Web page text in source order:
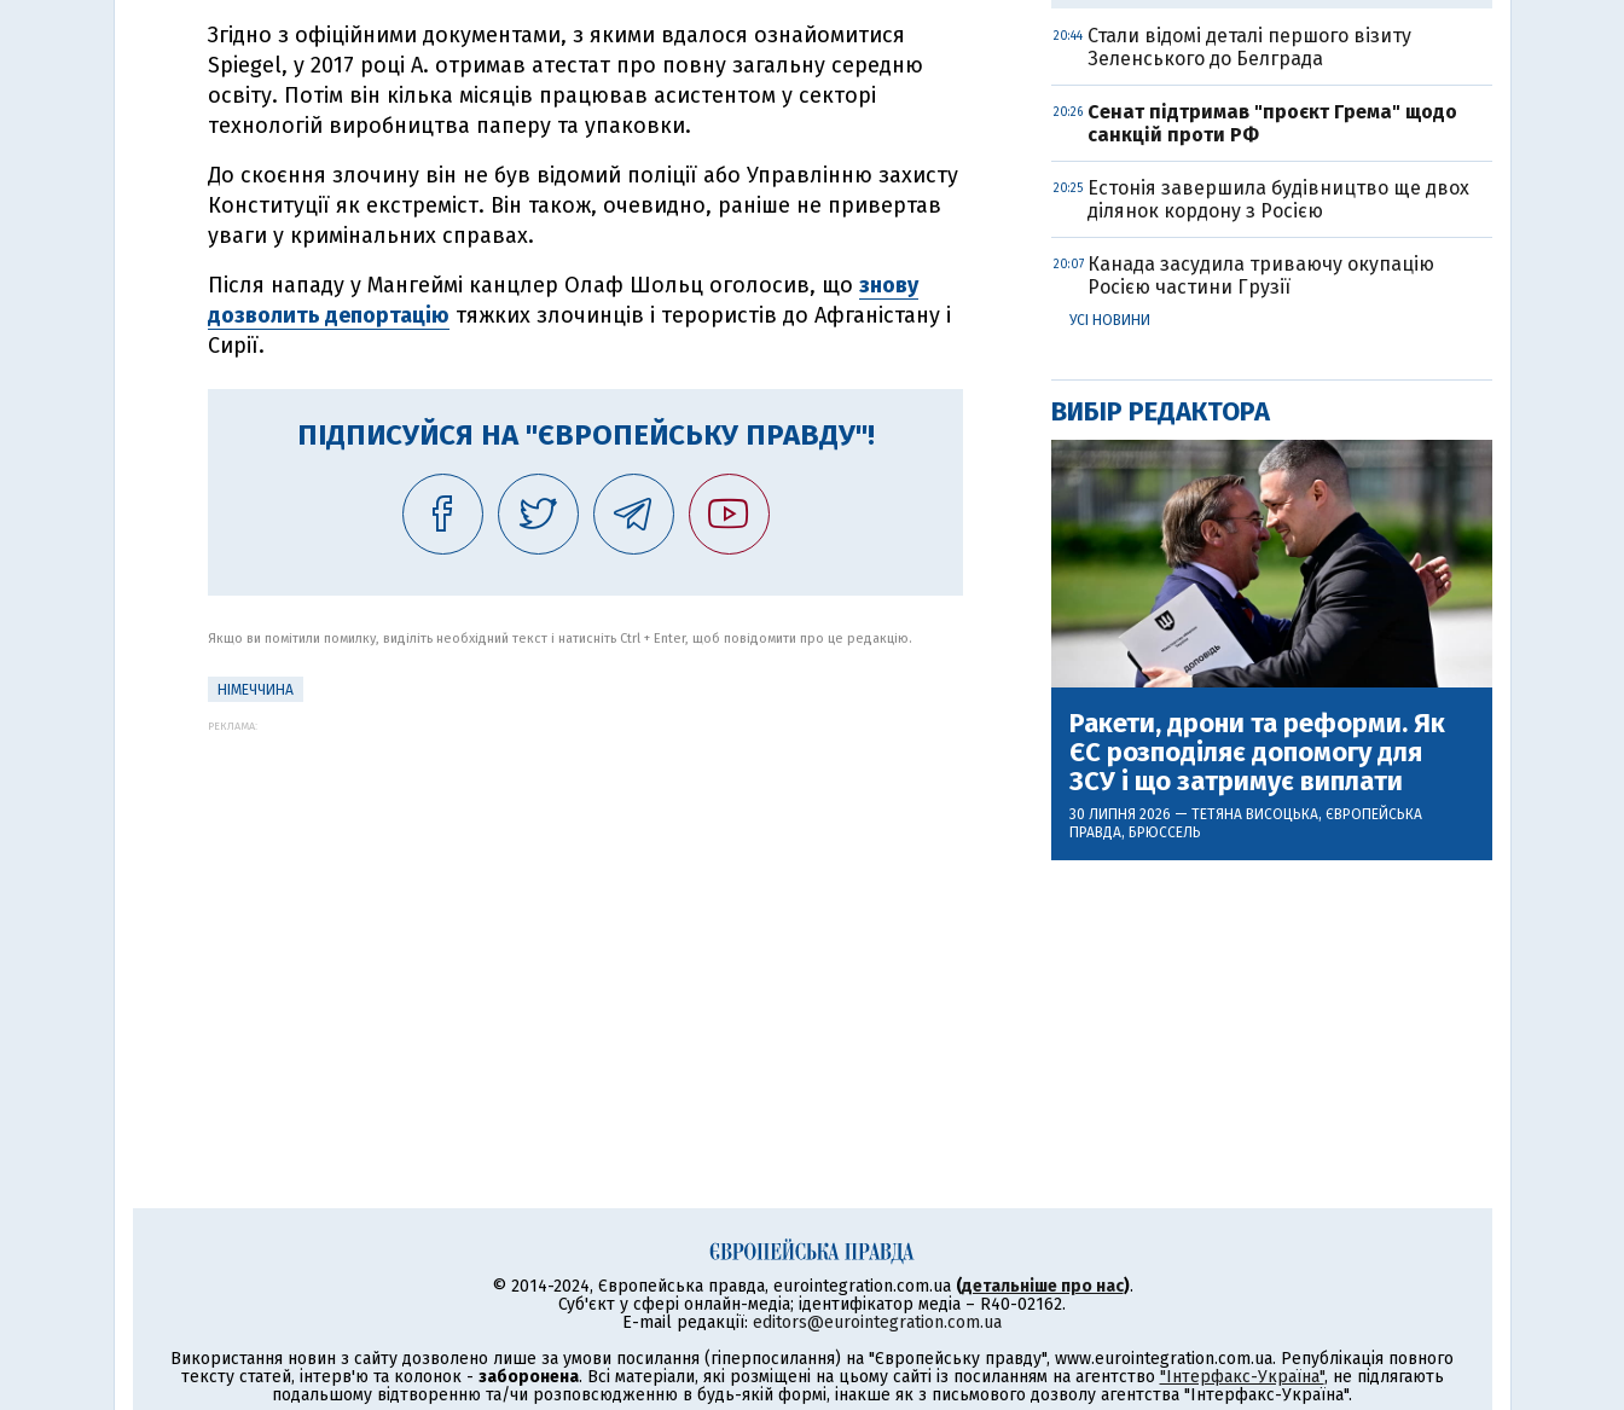
Згідно з офіційними документами, з якими вдалося ознайомитися
Spiegel, у 2017 році А. отримав атестат про повну загальну середню
освіту. Потім він кілька місяців працював асистентом у секторі
технологій виробництва паперу та упаковки.
До скоєння злочину він не був відомий поліції або Управлінню захисту
Конституції як екстреміст. Він також, очевидно, раніше не привертав
уваги у кримінальних справах.
Після нападу у Мангеймі канцлер Олаф Шольц оголосив, що знову
дозволить депортацію тяжких злочинців і терористів до Афганістану і
Сирії.
ПІДПИСУЙСЯ НА "ЄВРОПЕЙСЬКУ ПРАВДУ"!
Якщо ви помітили помилку, виділіть необхідний текст і натисніть Ctrl + Enter, щоб повідомити про це редакцію.
НІМЕЧЧИНА
РЕКЛАМА:
20:44 Стали відомі деталі першого візиту
Зеленського до Белграда
20:26 Cенат підтримав "проєкт Грема" щодо
санкцій проти РФ
20:25
Естонія завершила будівництво ще двох
ділянок кордону з Росією
20:07 Канада засудила триваючу окупацію
Росією частини Грузії
УСІ НОВИНИ
ВИБІР РЕДАКТОРА
Ракети, дрони та реформи. Як
ЄС розподіляє допомогу для
ЗСУ і що затримує виплати
30 ЛИПНЯ 2026 — ТЕТЯНА ВИСОЦЬКА, ЄВРОПЕЙСЬКА
ПРАВДА, БРЮССЕЛЬ
© 2014-2024, Європейська правда, eurointegration.com.ua (детальніше про нас).
Суб'єкт у сфері онлайн-медіа; ідентифікатор медіа – R40-02162.
E-mail редакції: editors@eurointegration.com.ua
Використання новин з сайту дозволено лише за умови посилання (гіперпосилання) на "Європейську правду", www.eurointegration.com.ua. Републікація повного
тексту статей, інтерв'ю та колонок - заборонена. Всі матеріали, які розміщені на цьому сайті із посиланням на агентство "Інтерфакс-Україна", не підлягають
подальшому відтворенню та/чи розповсюдженню в будь-якій формі, інакше як з письмового дозволу агентства "Інтерфакс-Україна".